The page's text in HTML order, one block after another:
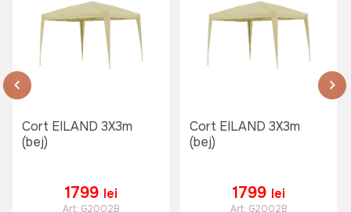
Cort EILAND 3X3m
(bej)
1799 lei
Art: G2002B
Cort EILAND 3X3m
(bej)
1799 lei
Art: G2002B